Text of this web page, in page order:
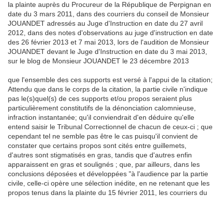
la plainte auprès du Procureur de la République de Perpignan en
date du 3 mars 2011, dans des courriers du conseil de Monsieur
JOUANDET adressés au Juge d'Instruction en date du 27 avril
2012, dans des notes d'observations au juge d'instruction en date
des 26 février 2013 et 7 mai 2013, lors de l'audition de Monsieur
JOUANDET devant le Juge d'Instruction en date du 3 mai 2013,
sur le blog de Monsieur JOUANDET le 23 décembre 2013
que l'ensemble des ces supports est versé à l'appui de la citation;
Attendu que dans le corps de la citation, la partie civile n'indique
pas le(s)quel(s) de ces supports et/ou propos seraient plus
particulièrement constitutifs de la dénonciation calomnieuse,
infraction instantanée; qu'il conviendrait d'en déduire qu'elle
entend saisir le Tribunal Correctionnel de chacun de ceux-ci ; que
cependant tel ne semble pas être le cas puisqu'il convient de
constater que certains propos sont cités entre guillemets,
d'autres sont stigmatisés en gras, tandis que d'autres enfin
apparaissent en gras et soulignés ; que, par ailleurs, dans les
conclusions déposées et développées "à l'audience par la partie
civile, celle-ci opère une sélection inédite, en ne retenant que les
propos tenus dans la plainte du 15 février 2011, les courriers du